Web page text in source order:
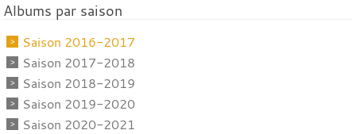
Albums par saison
Saison 2016-2017
Saison 2017-2018
Saison 2018-2019
Saison 2019-2020
Saison 2020-2021